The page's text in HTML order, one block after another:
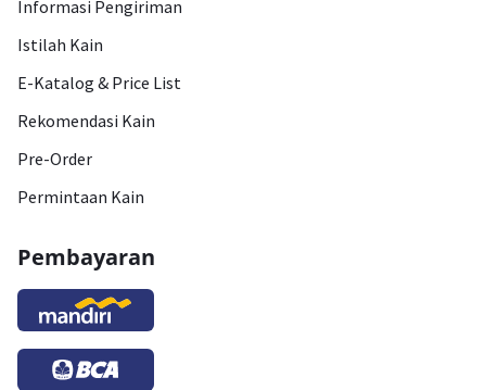
Informasi Pengiriman
Istilah Kain
E-Katalog & Price List
Rekomendasi Kain
Pre-Order
Permintaan Kain
Pembayaran